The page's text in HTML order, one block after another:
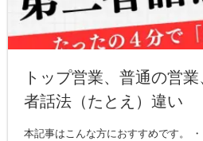
トップ営業、普通の営
者話法（たとえ）違い
本記事はこんな方におすすめです。